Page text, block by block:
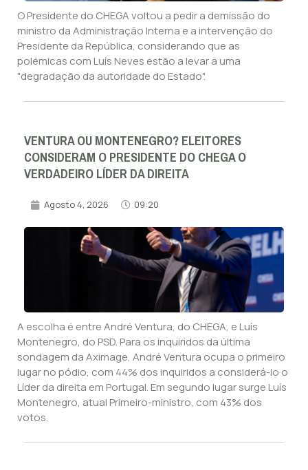
O Presidente do CHEGA voltou a pedir a demissão do
ministro da Administração Interna e a intervenção do
Presidente da República, considerando que as
polémicas com Luís Neves estão a levar a uma
"degradação da autoridade do Estado".
VENTURA OU MONTENEGRO? ELEITORES
CONSIDERAM O PRESIDENTE DO CHEGA O
VERDADEIRO LÍDER DA DIREITA
Agosto 4, 2026 09:20
A escolha é entre André Ventura, do CHEGA, e Luís
Montenegro, do PSD. Para os inquiridos da última
sondagem da Aximage, André Ventura ocupa o primeiro
lugar no pódio, com 44% dos inquiridos a considerá-lo o
Líder da direita em Portugal. Em segundo lugar surge Luís
Montenegro, atual Primeiro-ministro, com 43% dos
votos.